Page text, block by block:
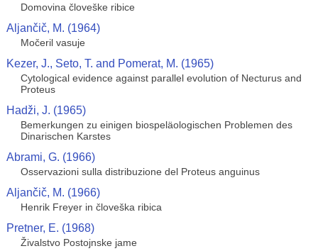
Domovina človeške ribice
Aljančič, M. (1964)
Močeril vasuje
Kezer, J., Seto, T. and Pomerat, M. (1965)
Cytological evidence against parallel evolution of Necturus and
Proteus
Hadži, J. (1965)
Bemerkungen zu einigen biospeläologischen Problemen des
Dinarischen Karstes
Abrami, G. (1966)
Osservazioni sulla distribuzione del Proteus anguinus
Aljančič, M. (1966)
Henrik Freyer in človeška ribica
Pretner, E. (1968)
Živalstvo Postojnske jame